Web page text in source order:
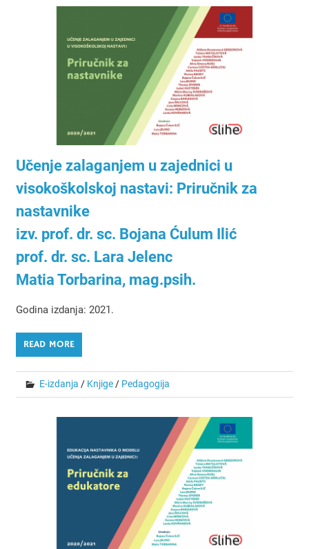
Učenje zalaganjem u zajednici u
visokoškolskoj nastavi: Priručnik za
nastavnike
izv. prof. dr. sc. Bojana Ćulum Ilić
prof. dr. sc. Lara Jelenc
Matia Torbarina, mag.psih.
Godina izdanja: 2021.
READ MORE
E-izdanja / Knjige/ Pedagogija